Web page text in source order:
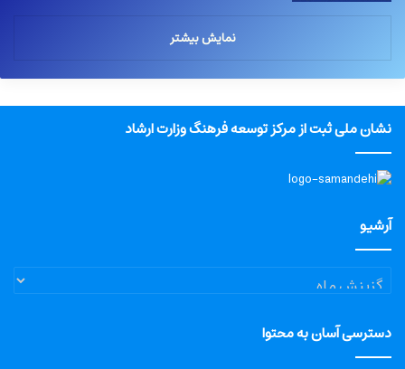
نمایش بیشتر
نشان ملی ثبت از مرکز توسعه فرهنگ وزارت ارشاد
آرشیو
آرشیو
دسترسی آسان به محتوا